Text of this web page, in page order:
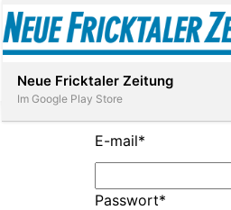
Abonnieren
E-mail*
Passwort*
Neue Fricktaler Zeitung
Im Google Play Store